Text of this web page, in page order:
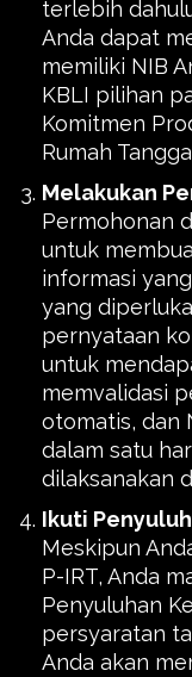
terlebih
Anda dapat
memiliki NIB
KBLI pilihan
Komitmen
Rumah
Melakukan
Permohonan
untuk
informasi
yang
pernyataan
untuk
memvalidasi
otomatis, dan
dalam satu
dilaksanakan
Ikuti
Meskipun
P-IRT, Anda
Penyuluhan
persyaratan
Anda akan